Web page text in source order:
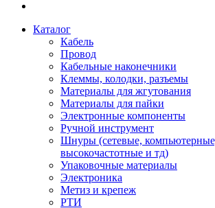
Каталог
Кабель
Провод
Кабельные наконечники
Клеммы, колодки, разъемы
Материалы для жгутования
Материалы для пайки
Электронные компоненты
Ручной инструмент
Шнуры (сетевые,
высокочастотные и тд)
Упаковочные материалы
Электроника
Метиз и крепеж
РТИ